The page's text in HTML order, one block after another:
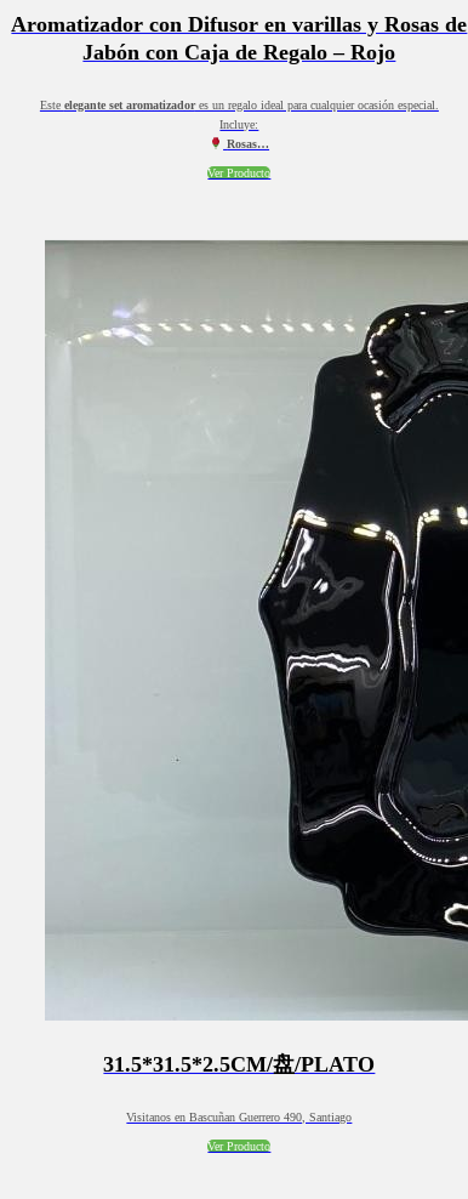
Aromatizador con Difusor en varillas y Rosas de
Jabón con Caja de Regalo – Rojo
Este elegante set aromatizadores un regalo ideal para cualquier ocasión especial.
Incluye:
Rosas…
Ver Producto
31.5*31.5*2.5CM/盘/PLATO
Visitanos en Bascuñan Guerrero 490, Santiago
Ver Producto